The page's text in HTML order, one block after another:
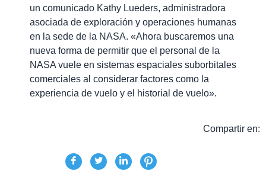
un comunicado Kathy Lueders, administradora
asociada de exploración y operaciones humanas
en la sede de la NASA. «Ahora buscaremos una
nueva forma de permitir que el personal de la
NASA vuele en sistemas espaciales suborbitales
comerciales al considerar factores como la
experiencia de vuelo y el historial de vuelo».
Compartir en: